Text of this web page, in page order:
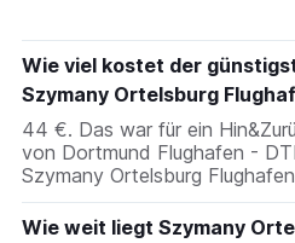
Wie viel kostet der
Szymany Ortelsburg
44 €. Das war für ein
von Dortmund Flughafen -
Szymany Ortelsburg
Wie weit liegt Szymany